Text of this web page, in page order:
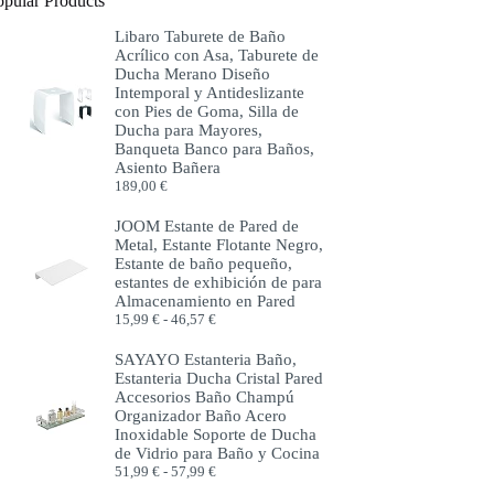
Libaro Taburete de Baño
Acrílico con Asa, Taburete de
Ducha Merano Diseño
Intemporal y Antideslizante
con Pies de Goma, Silla de
Ducha para Mayores,
Banqueta Banco para Baños,
Asiento Bañera
189,00€
JOOM Estante de Pared de
Metal, Estante Flotante Negro,
Estante de baño pequeño,
estantes de exhibición de para
Almacenamiento en Pared
15,99€ - 46,57€Rango
precios:
desde
15,99 €
hasta
46,57 €
SAYAYO Estanteria Baño,
Estanteria Ducha Cristal Pared
Accesorios Baño Champú
Organizador Baño Acero
Inoxidable Soporte de Ducha
de Vidrio para Baño y Cocina
51,99€ - 57,99€Rango